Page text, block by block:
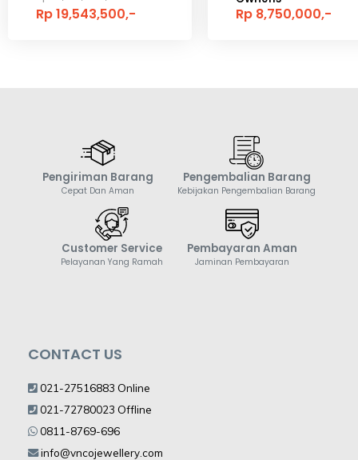
Rp 19,543,500,- Rp 8,750,000,-
Pengiriman Barang
Cepat Dan Aman
Pengembalian Barang
Kebijakan Pengembalian Barang
Customer Service
Pelayanan Yang Ramah
Pembayaran Aman
Jaminan Pembayaran
CONTACT US
021-27516883 Online
021-72780023 Offline
0811-8769-696
info@vncojewellery.com